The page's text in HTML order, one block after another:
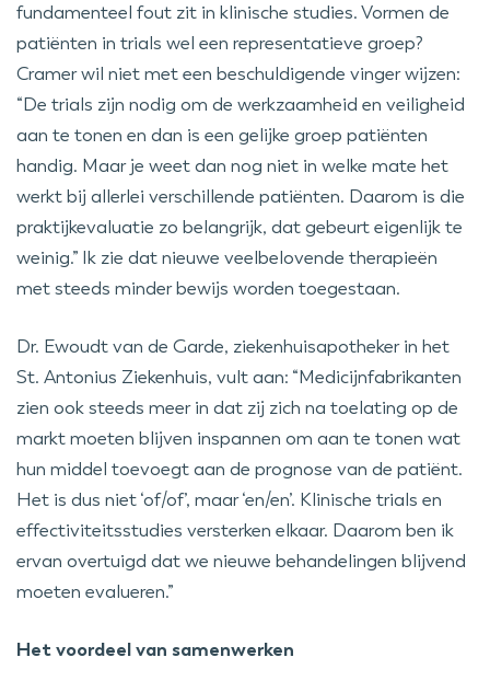
fundamenteel fout zit in klinische studies. Vormen de
patiënten in trials wel een representatieve groep?
Cramer wil niet met een beschuldigende vinger wijzen:
“De trials zijn nodig om de werkzaamheid en veiligheid
aan te tonen en dan is een gelijke groep patiënten
handig. Maar je weet dan nog niet in welke mate het
werkt bij allerlei verschillende patiënten. Daarom is die
praktijkevaluatie zo belangrijk, dat gebeurt eigenlijk te
weinig.” Ik zie dat nieuwe veelbelovende therapieën
met steeds minder bewijs worden toegestaan.
Dr. Ewoudt van de Garde, ziekenhuisapotheker in het
St. Antonius Ziekenhuis, vult aan: “Medicijnfabrikanten
zien ook steeds meer in dat zij zich na toelating op de
markt moeten blijven inspannen om aan te tonen wat
hun middel toevoegt aan de prognose van de patiënt.
Het is dus niet ‘of/of’, maar ‘en/en’. Klinische trials en
effectiviteitsstudies versterken elkaar. Daarom ben ik
ervan overtuigd dat we nieuwe behandelingen blijvend
moeten evalueren.”
Het voordeel van samenwerken